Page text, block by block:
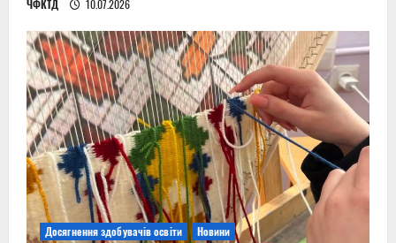
ЧФКТД 10.07.2026
Досягнення здобувачів освіти
Новини